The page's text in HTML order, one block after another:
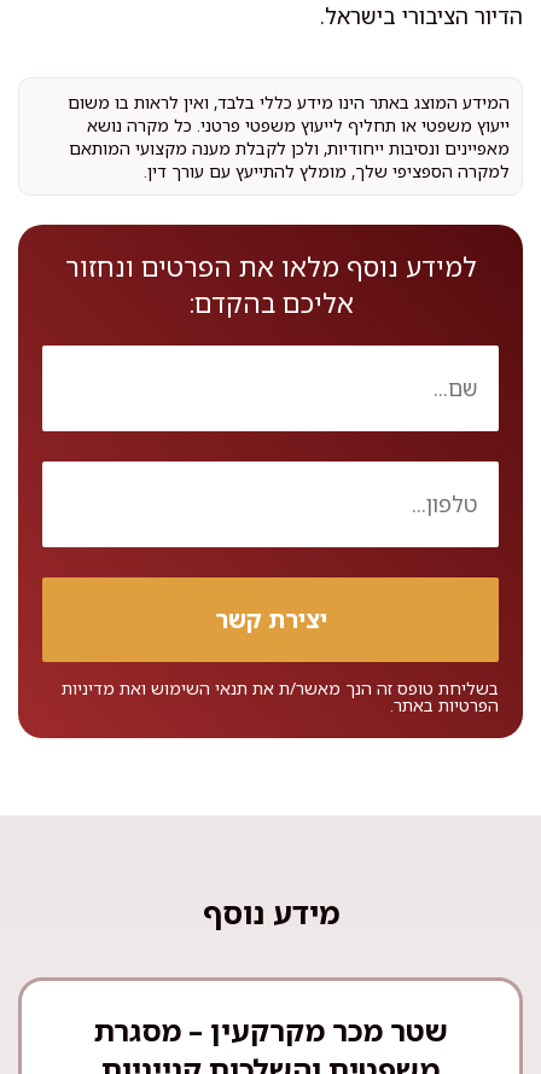
הדיור הציבורי בישראל.
המידע המוצג באתר הינו מידע כללי בלבד, ואין לראות בו משום
ייעוץ משפטי או תחליף לייעוץ משפטי פרטני. כל מקרה נושא
מאפיינים ונסיבות ייחודיות, ולכן לקבלת מענה מקצועי המותאם
למקרה הספציפי שלך, מומלץ להתייעץ עם עורך דין.
למידע נוסף מלאו את הפרטים ונחזור
אליכם בהקדם:
בשליחת טופס זה הנך מאשר/ת את תנאי השימוש ואת מדיניות
הפרטיות באתר.
מידע נוסף
שטר מכר מקרקעין – מסגרת